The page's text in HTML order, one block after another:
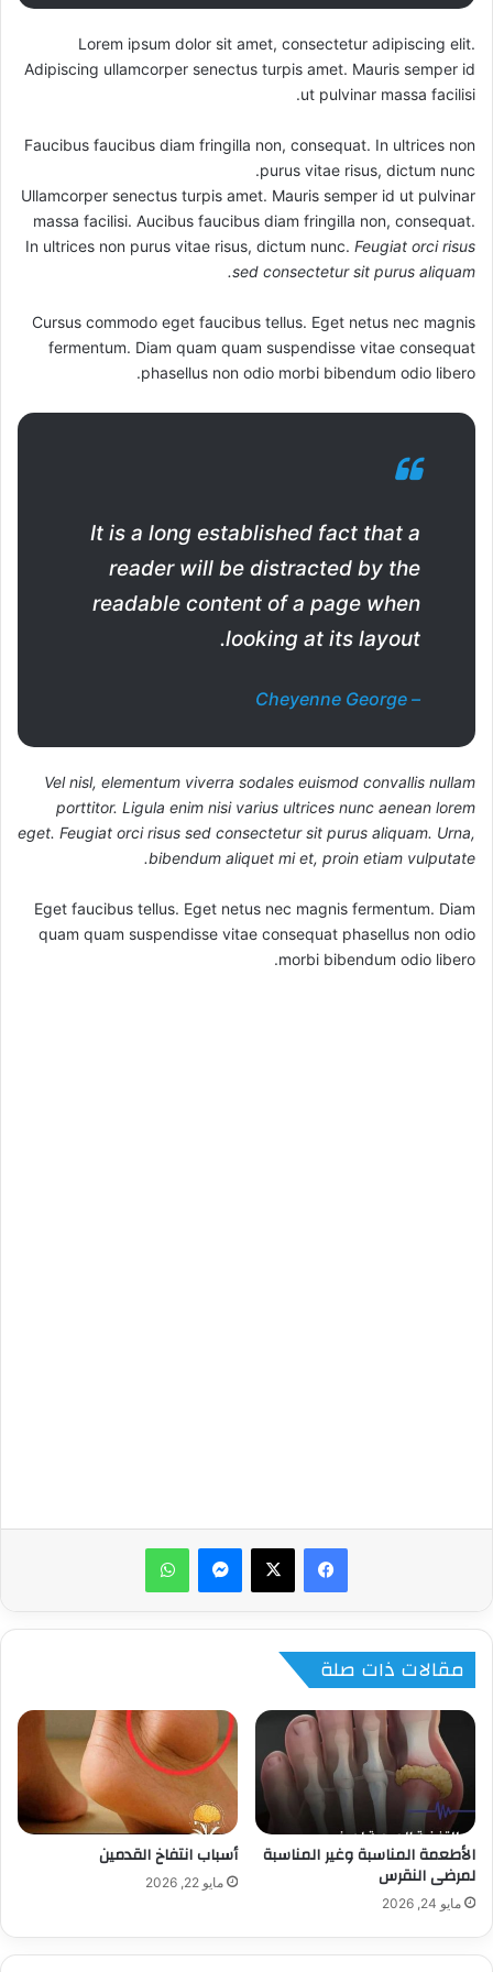
Lorem ipsum dolor sit amet, consectetur adipiscing elit.
Adipiscing ullamcorper senectus turpis amet. Mauris semper id
ut pulvinar massa facilisi.
Faucibus faucibus diam fringilla non, consequat. In ultrices non
purus vitae risus, dictum nunc.
Ullamcorper senectus turpis amet. Mauris semper id ut pulvinar
massa facilisi. Aucibus faucibus diam fringilla non, consequat.
In ultrices non purus vitae risus, dictum nunc. Feugiat orci risus
sed consectetur sit purus aliquam.
Cursus commodo eget faucibus tellus. Eget netus nec magnis
fermentum. Diam quam quam suspendisse vitae consequat
phasellus non odio morbi bibendum odio libero.
It is a long established fact that a
reader will be distracted by the
readable content of a page when
looking at its layout.
– Cheyenne George
Vel nisl, elementum viverra sodales euismod convallis nullam
porttitor. Ligula enim nisi varius ultrices nunc aenean lorem
eget. Feugiat orci risus sed consectetur sit purus aliquam. Urna,
bibendum aliquet mi et, proin etiam vulputate.
Eget faucibus tellus. Eget netus nec magnis fermentum. Diam
quam quam suspendisse vitae consequat phasellus non odio
morbi bibendum odio libero.
ماسنجر واتساب
مقالات ذات صلة
الأطعمة المناسبة وغير المناسبة
لمرضى النقرس
مايو 24, 2026
أسباب انتفاخ القدمين
مايو 22, 2026